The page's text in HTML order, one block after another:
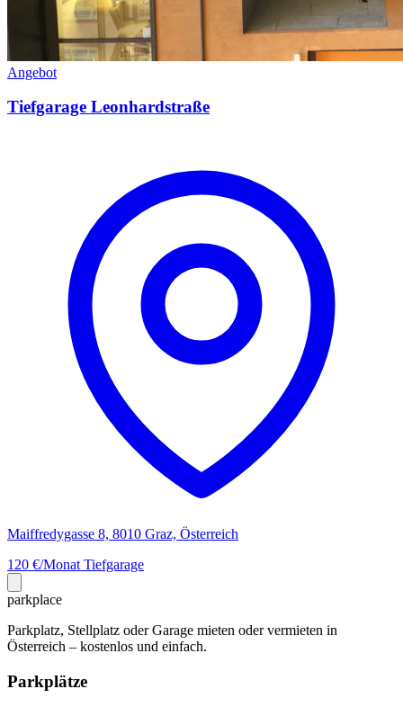
Angebot
Tiefgarage Leonhardstraße
Maiffredygasse 8, 8010 Graz, Österreich
120 €/Monat Tiefgarage
parkplace
Parkplatz, Stellplatz oder Garage mieten oder vermieten in
Österreich – kostenlos und einfach.
Parkplätze